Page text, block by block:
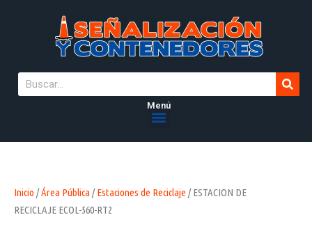
Menú
Inicio /Área Pública /Estaciones de Reciclaje / ESTACION DE
RECICLAJE ECOL-560-RT2